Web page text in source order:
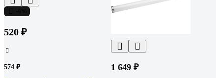
520 ₽
574 ₽ 1 649 ₽